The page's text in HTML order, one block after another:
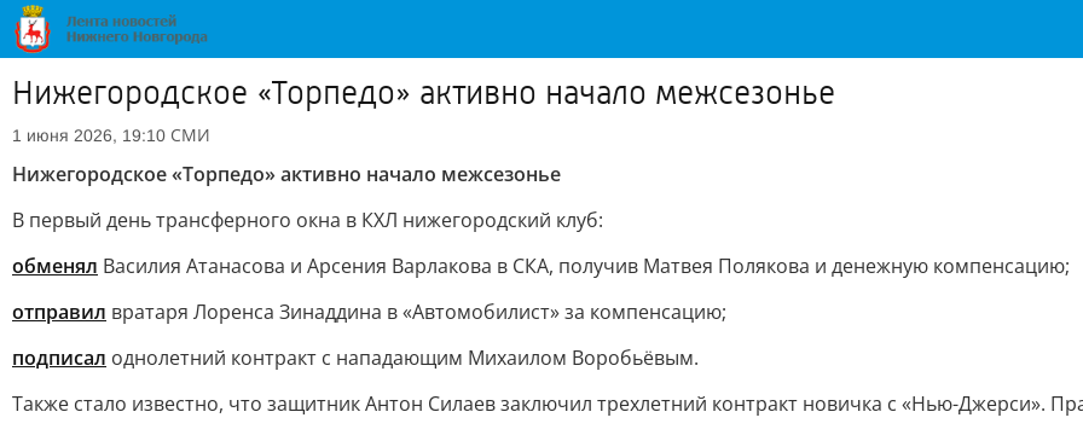
Нижегородское «Торпедо» активно начало межсезонье
1 июня 2026, 19:10 СМИ
Нижегородское «Торпедо» активно начало межсезонье
В первый день трансферного окна в КХЛ нижегородский клуб:
обменял Василия Атанасова и Арсения Варлакова в СКА, получив Матвея Полякова и денежную компенсацию;
отправил вратаря Лоренса Зинаддина в «Автомобилист» за компенсацию;
подписал однолетний контракт с нападающим Михаилом Воробьёвым.
Также стало известно, что защитник Антон Силаев заключил трехлетний контракт новичка с «Нью-Джерси».